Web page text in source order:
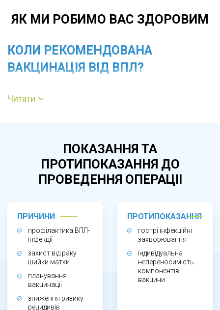
ЯК МИ РОБИМО ВАС ЗДОРОВИМ
КОЛИ РЕКОМЕНДОВАНА
ВАКЦИНАЦІЯ ВІД ВПЛ?
Вакцинацію рекомендують дівчатам і жінкам
незалежно від наявності або відсутності ВПЛ
в організмі та часто проводиться як частина
профілактики онкологічних захворювань.
ЯК ПРОХОДИТЬ ВАКЦИНАЦІЯ ВІД
ВПЛ?
Вакцинація від ВПЛ у Львові проводиться
Читати
ПОКАЗАННЯ ТА
ПРОТИПОКАЗАННЯ ДО
ПРОВЕДЕННЯ ОПЕРАЦІІ
ПРИЧИНИ
профілактика ВПЛ-
інфекції
захист від раку
шийки матки
планування
вакцинації
зниження ризику
рецидивів
ПРОТИПОКАЗАННЯ
гострі інфекційні
захворювання
індивідуальна
непереносимість
компонентів
вакцини